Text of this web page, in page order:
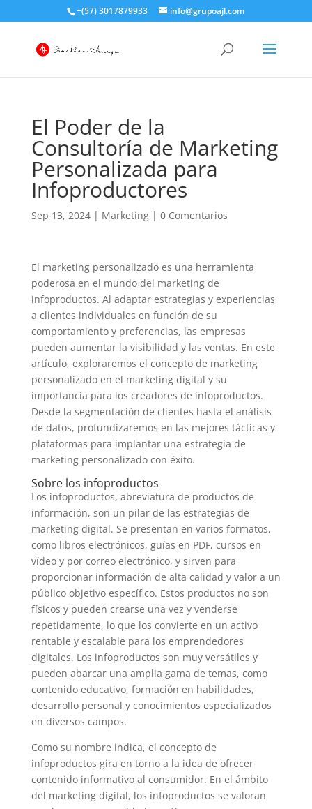
+(57) 3017879933 info@grupoajl.com
El Poder de la
Consultoría de Marketing
Personalizada para
Infoproductores
Sep 13, 2024| Marketing| 0 Comentarios
El marketing personalizado es una herramienta
poderosa en el mundo del marketing de
infoproductos. Al adaptar estrategias y experiencias
a clientes individuales en función de su
comportamiento y preferencias, las empresas
pueden aumentar la visibilidad y las ventas. En este
artículo, exploraremos el concepto de marketing
personalizado en el marketing digital y su
importancia para los creadores de infoproductos.
Desde la segmentación de clientes hasta el análisis
de datos, profundizaremos en las mejores tácticas y
plataformas para implantar una estrategia de
marketing personalizado con éxito.
Sobre los infoproductos
Los infoproductos, abreviatura de productos de
información, son un pilar de las estrategias de
marketing digital. Se presentan en varios formatos,
como libros electrónicos, guías en PDF, cursos en
vídeo y por correo electrónico, y sirven para
proporcionar información de alta calidad y valor a un
público objetivo específico. Estos productos no son
físicos y pueden crearse una vez y venderse
repetidamente, lo que los convierte en un activo
rentable y escalable para los emprendedores
digitales. Los infoproductos son muy versátiles y
pueden abarcar una amplia gama de temas, como
contenido educativo, formación en habilidades,
desarrollo personal y conocimientos especializados
en diversos campos.
Como su nombre indica, el concepto de
infoproductos gira en torno a la idea de ofrecer
contenido informativo al consumidor. En el ámbito
del marketing digital, los infoproductos se valoran